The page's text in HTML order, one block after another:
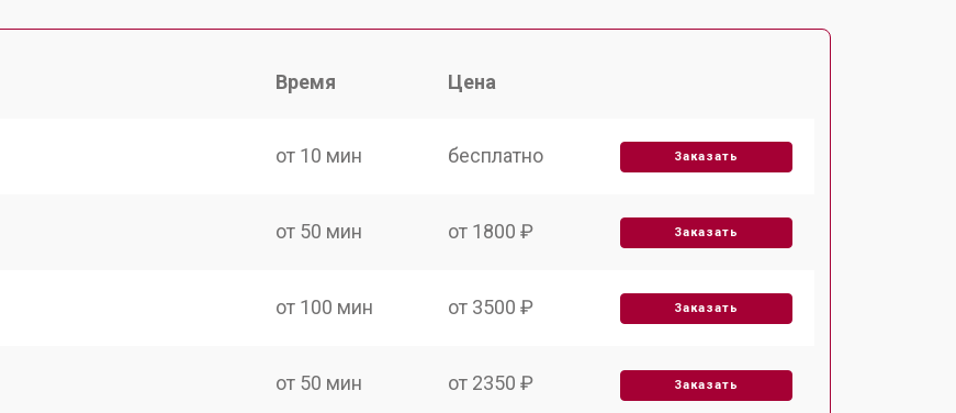
Время Цена
от 10 мин бесплатно Заказать
от 50 мин от 1800 ₽ Заказать
от 100 мин от 3500 ₽ Заказать
от 50 мин от 2350 ₽ Заказать